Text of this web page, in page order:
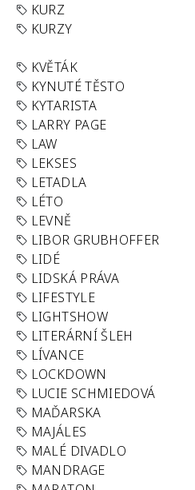
KURZ
KURZY
KVĚTÁK
KYNUTÉ TĚSTO
KYTARISTA
LARRY PAGE
LAW
LEKSES
LETADLA
LÉTO
LEVNĚ
LIBOR GRUBHOFFER
LIDÉ
LIDSKÁ PRÁVA
LIFESTYLE
LIGHTSHOW
LITERÁRNÍ ŠLEH
LÍVANCE
LOCKDOWN
LUCIE SCHMIEDOVÁ
MAĎARSKA
MAJÁLES
MALÉ DIVADLO
MANDRAGE